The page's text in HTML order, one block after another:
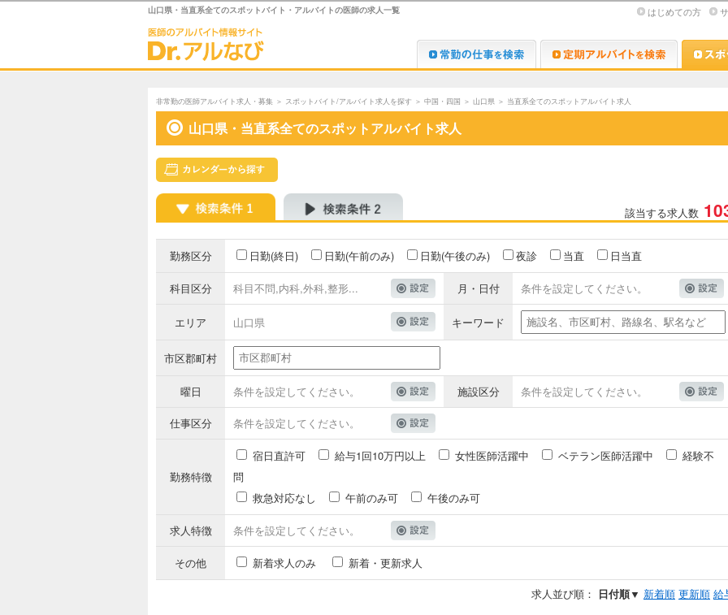
山口県・当直系全てのスポットバイト・アルバイトの医師の求人一覧 はじめての方
Dr.転職なび Dr.アルな
非常勤の医師アルバイト求人・募集 ＞ スポットバイト/アルバイト求人を探す ＞ 中国・四国 ＞ 山口県 ＞ 当直系全てのスポットアルバイト求人
山口県・当直系全てのスポットアルバイト求人
該当する求人数
勤務区分 日勤(終日) 日勤(午前のみ) 日勤(午後のみ) 夜診 当直 日当直
科目区分 科目不問,内科,外科,整形... 月・日付 条件を設定してください。
エリア 山口県 キーワード
市区郡町村
曜日 条件を設定してください。 施設区分 条件を設定してください。
仕事区分 条件を設定してください。
勤務特徴
宿日直許可 給与1回10万円以上 女性医師活躍中 ベテラン医師活躍中
経験不
問
救急対応なし
午前のみ可 午後のみ可
求人特徴 条件を設定してください。
その他 新着求人のみ
新着・更新求人
求人並び順： 日付順▼ 新着順 更新順 給